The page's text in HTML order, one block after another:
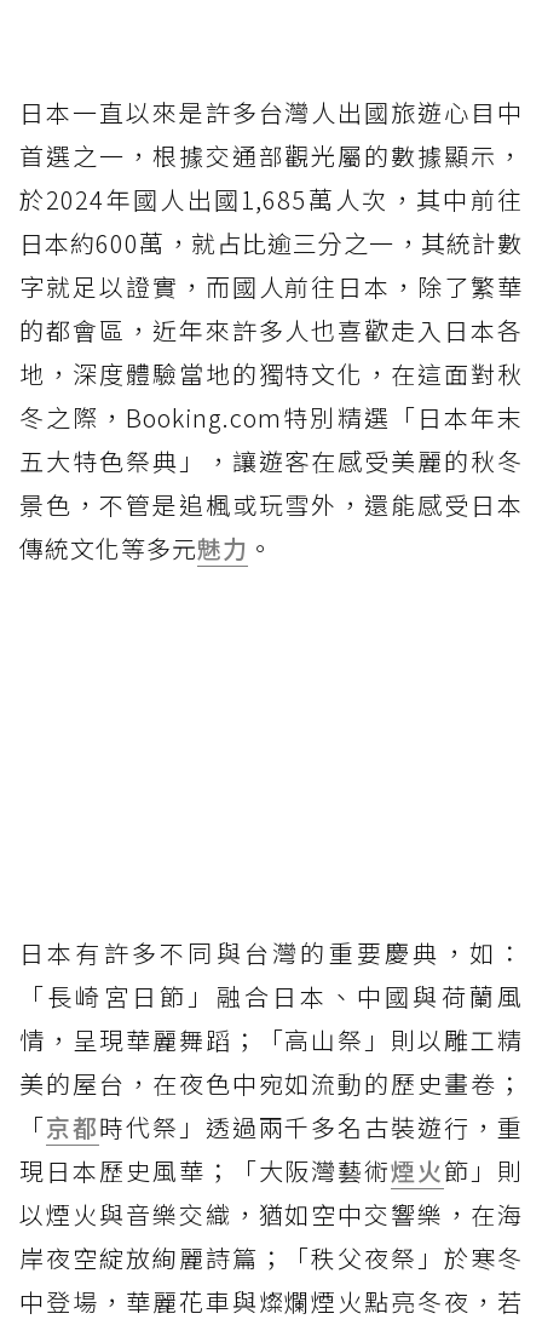
日本一直以來是許多台灣人出國旅遊心目中
首選之一，根據交通部觀光屬的數據顯示，
於2024年國人出國1,685萬人次，其中前往
日本約600萬，就占比逾三分之一，其統計數
字就足以證實，而國人前往日本，除了繁華
的都會區，近年來許多人也喜歡走入日本各
地，深度體驗當地的獨特文化，在這面對秋
冬之際，Booking.com特別精選「日本年末
五大特色祭典」，讓遊客在感受美麗的秋冬
景色，不管是追楓或玩雪外，還能感受日本
傳統文化等多元魅力 。
日本有許多不同與台灣的重要慶典，如：
「長崎宮日節」融合日本、中國與荷蘭風
情，呈現華麗舞蹈；「高山祭」則以雕工精
美的屋台，在夜色中宛如流動的歷史畫卷；
「京都時代祭」透過兩千多名古裝遊行，重
現日本歷史風華；「大阪灣藝術煙火節」則
以煙火與音樂交織，猶如空中交響樂，在海
岸夜空綻放絢麗詩篇；「秩父夜祭」於寒冬
中登場，華麗花車與燦爛煙火點亮冬夜，若